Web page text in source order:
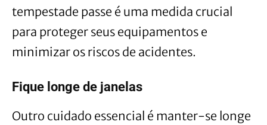
tempestade passe é uma medida crucial
para proteger seus equipamentos e
minimizar os riscos de acidentes.
Fique longe de janelas
Outro cuidado essencial é manter-se longe